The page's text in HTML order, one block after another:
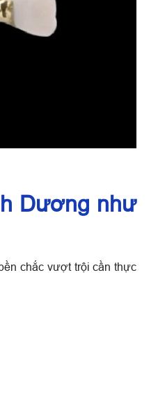
Dương như
chắc vượt trội cần thực